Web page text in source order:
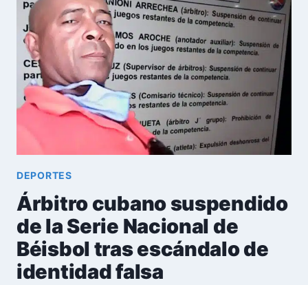
CUBANA
DE
BALONMANO
EN
PLENO
PRE-
MUNDIAL
2024
DEPORTES
Árbitro cubano suspendido
de la Serie Nacional de
Béisbol tras escándalo de
identidad falsa